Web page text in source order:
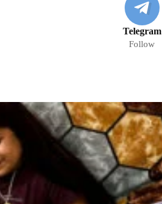
Telegram
Follow